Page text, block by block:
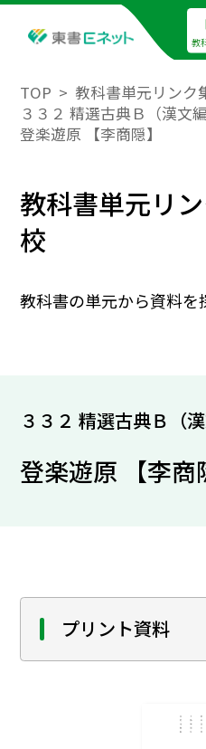
教
TOP
教科書単元リンク
３３２ 精選古典Ｂ（漢文編
登楽遊原 【李商隠】
教科書単元リ
校
教科書の単元から資料を
３３２ 精選古典Ｂ（漢
登楽遊原 【李商
プリント資料